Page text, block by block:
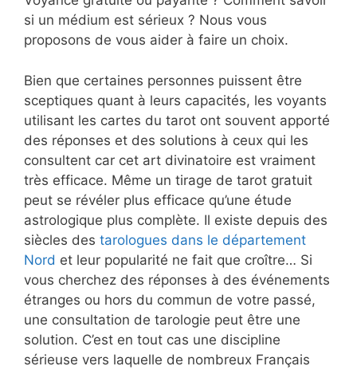
si un médium est sérieux ? Nous vous
proposons de vous aider à faire un choix.
Bien que certaines personnes puissent être
sceptiques quant à leurs capacités, les voyants
utilisant les cartes du tarot ont souvent apporté
des réponses et des solutions à ceux qui les
consultent car cet art divinatoire est vraiment
très efficace. Même un tirage de tarot gratuit
peut se révéler plus efficace qu’une étude
astrologique plus complète. Il existe depuis des
siècles des tarologues dans le département
Nord et leur popularité ne fait que croître… Si
vous cherchez des réponses à des événements
étranges ou hors du commun de votre passé,
une consultation de tarologie peut être une
solution. C’est en tout cas une discipline
sérieuse vers laquelle de nombreux Français